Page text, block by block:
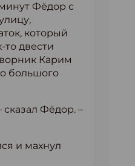
Фёдор с
который
то двести
Карим
большого
сказал Фёдор. –
и махнул